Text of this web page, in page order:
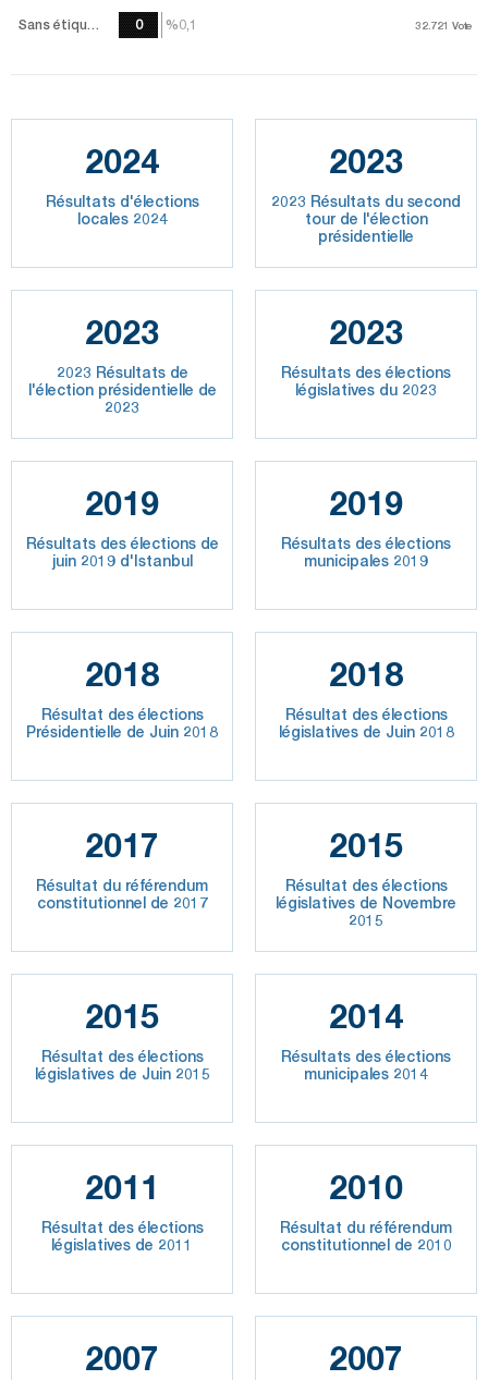
Sans étiquette 0 %0,1 32.721 Vote
%0,1 32.721 Vote
2024
Résultats d'élections
locales 2024
2023
2023 Résultats du second
tour de l'élection
présidentielle
2023
2023 Résultats de
l'élection présidentielle de
2023
2023
Résultats des élections
législatives du 2023
2019
Résultats des élections de
juin 2019 d'Istanbul
2019
Résultats des élections
municipales 2019
2018
Résultat des élections
Présidentielle de Juin 2018
2018
Résultat des élections
législatives de Juin 2018
2017
Résultat du référendum
constitutionnel de 2017
2015
Résultat des élections
législatives de Novembre
2015
2015
Résultat des élections
législatives de Juin 2015
2014
Résultats des élections
municipales 2014
2011
Résultat des élections
législatives de 2011
2010
Résultat du référendum
constitutionnel de 2010
2007 2007